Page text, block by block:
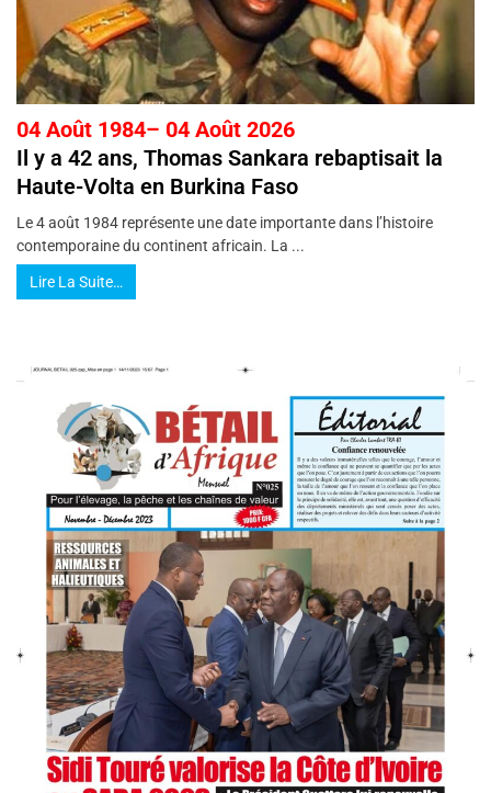
04 Août 1984– 04 Août 2026
Il y a 42 ans, Thomas Sankara rebaptisait la
Haute-Volta en Burkina Faso
Le 4 août 1984 représente une date importante dans l’histoire
contemporaine du continent africain. La ...
Lire La Suite…